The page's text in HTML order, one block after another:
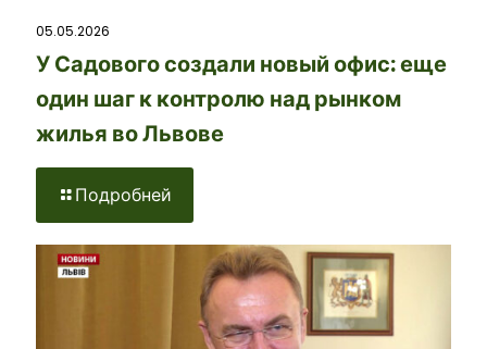
05.05.2026
У Садового создали новый офис: еще
один шаг к контролю над рынком
жилья во Львове
Подробней